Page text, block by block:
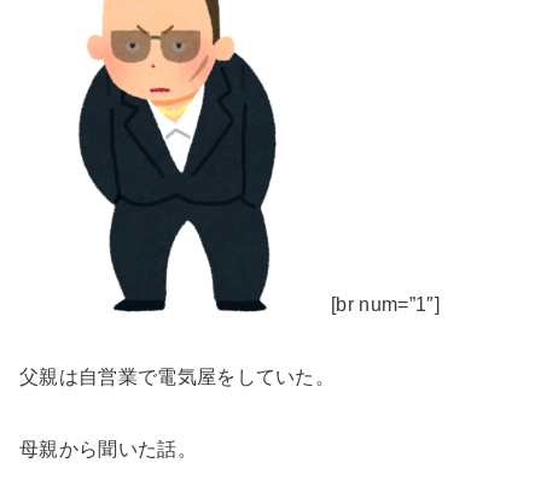
[br num=”1″]
父親は自営業で電気屋をしていた。
母親から聞いた話。